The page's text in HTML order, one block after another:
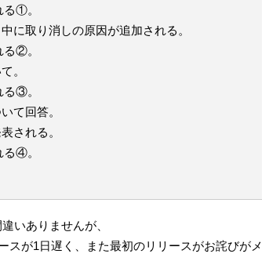
る①。
に取り消しの原因が追加される。
る②。
。
る③。
て回答。
される。
る④。
いありませんが、
スが1日遅く、また最初のリリースがお詫びがメ